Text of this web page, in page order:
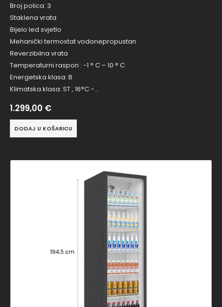
Broj polica: 3
Staklena vrata
Bijelo led svjetlo
Mehanički termostat vodonepropustan
Reverzibilna vrata
Temperaturni raspon : -1 ° C – 10 ° C
Energetska klasa: B
Klimatska klasa: ST , 16°C -…
1.299,00 €
DODAJ U KOŠARICU